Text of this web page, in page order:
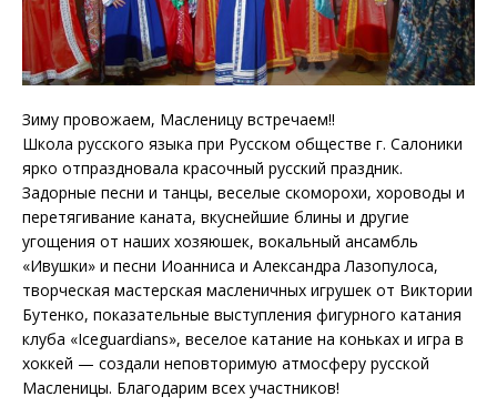
Зиму провожаем, Масленицу встречаем!!
Школа русского языка при Русском обществе г. Салоники
ярко отпраздновала красочный русский праздник.
Задорные песни и танцы, веселые скоморохи, хороводы и
перетягивание каната, вкуснейшие блины и другие
угощения от наших хозяюшек, вокальный ансамбль
«Ивушки» и песни Иоанниса и Александра Лазопулоса,
творческая мастерская масленичных игрушек от Виктории
Бутенко, показательные выступления фигурного катания
клуба «Iceguardians», веселое катание на коньках и игра в
хоккей — создали неповторимую атмосферу русской
Масленицы. Благодарим всех участников!